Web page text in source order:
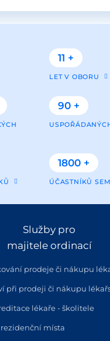
11 +
LET V OBORU
90 +
1800 +
ÚČASTNÍKŮ
Služby pro
majitele ordinací
prodeje či nákupu
při prodeji či nákupu
lékaře - školitele
místa